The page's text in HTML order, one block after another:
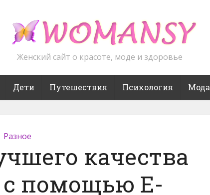
Женский сайт о красоте, моде и здоровье
Дети Путешествия Психология Мода
Разное
качества
помощью E-